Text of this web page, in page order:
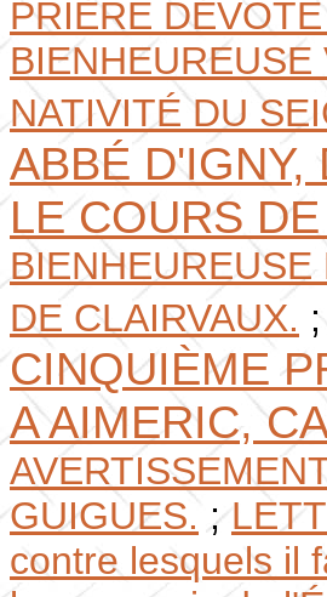
PRIÈRE
NATIVITÉ DU
ABBÉ D'IGNY,
LE COURS
DE CLAIRVAUX.
CINQUIÈME
A AIMERIC,
GUIGUES. ;
contre lesquels il